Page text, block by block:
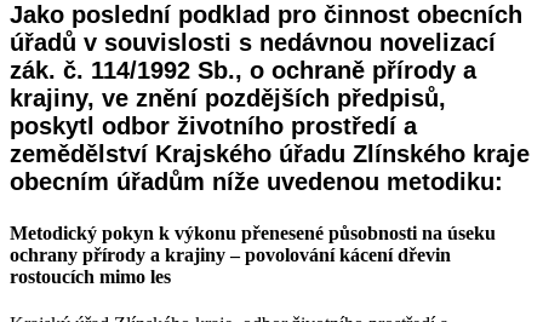
Jako poslední podklad pro činnost obecních
úřadů v souvislosti s nedávnou novelizací
zák. č. 114/1992 Sb., o ochraně přírody a
krajiny, ve znění pozdějších předpisů,
poskytl odbor životního prostředí a
zemědělství Krajského úřadu Zlínského kraje
obecním úřadům níže uvedenou metodiku:
Metodický pokyn k výkonu přenesené působnosti na úseku
ochrany přírody a krajiny – povolování kácení dřevin
rostoucích mimo les